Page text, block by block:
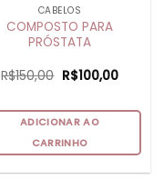
CABELOS
COMPOSTO PARA
PRÓSTATA
R$150,00 O
preço
era:
R$150,00.
R$100,00O
é:
ADICIONAR AO
CARRINHO